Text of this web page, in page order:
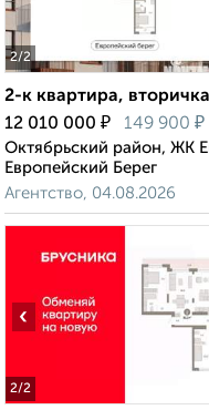
2/2
2-к квартира,
12 010 000 ₽ 149 900 ₽
Октябрьский район, ЖК
Европейский Берег
Агентство, 04.08.2026
2/2
‹